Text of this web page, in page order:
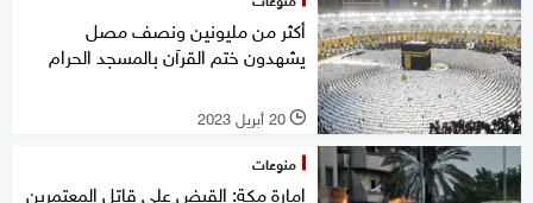
أكثر من مليونين ونصف مصل
يشهدون ختم القرآن بالمسجد الحرام
l 20 أبريل 2023
منوعات
إمارة مكة: القبض على قاتل المعتمرين